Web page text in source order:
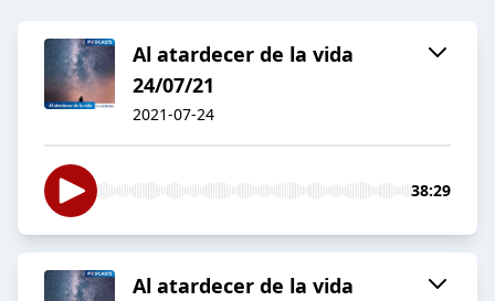
Al atardecer de la vida
24/07/21
2021-07-24
38:29
Al atardecer de la vida